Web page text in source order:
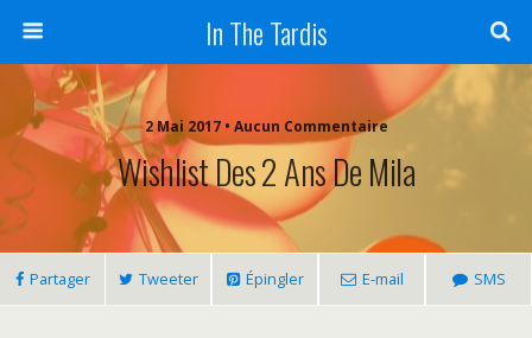
In The Tardis
2 Mai 2017 • Aucun Commentaire
Wishlist Des 2 Ans De Mila
Partager Tweeter Épingler E-mail SMS